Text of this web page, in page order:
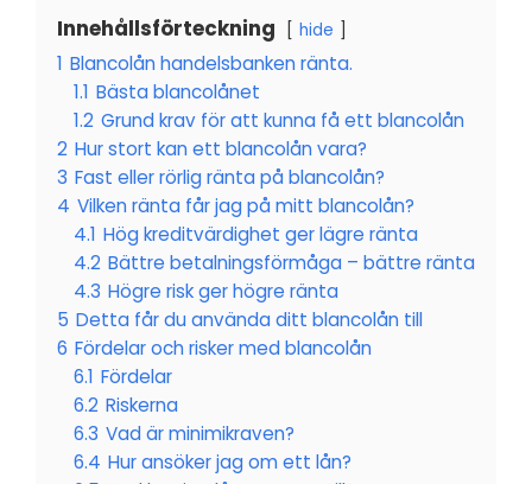
Innehållsförteckning hide
1 Blancolån handelsbanken ränta.
1.1 Bästa blancolånet
1.2 Grund krav för att kunna få ett blancolån
2 Hur stort kan ett blancolån vara?
3 Fast eller rörlig ränta på blancolån?
4 Vilken ränta får jag på mitt blancolån?
4.1 Hög kreditvärdighet ger lägre ränta
4.2 Bättre betalningsförmåga – bättre ränta
4.3 Högre risk ger högre ränta
5 Detta får du använda ditt blancolån till
6 Fördelar och risker med blancolån
6.1 Fördelar
6.2 Riskerna
6.3 Vad är minimikraven?
6.4 Hur ansöker jag om ett lån?